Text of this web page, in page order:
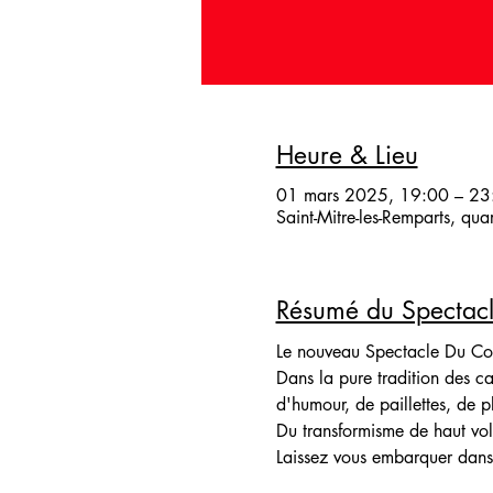
Heure & Lieu
01 mars 2025, 19:00 –
Saint-Mitre-les-Remparts,
Résumé du
Le nouveau Spectacle Du
Dans la pure tradition des
d'humour, de paillettes, de
Du transformisme de haut
Laissez vous embarquer